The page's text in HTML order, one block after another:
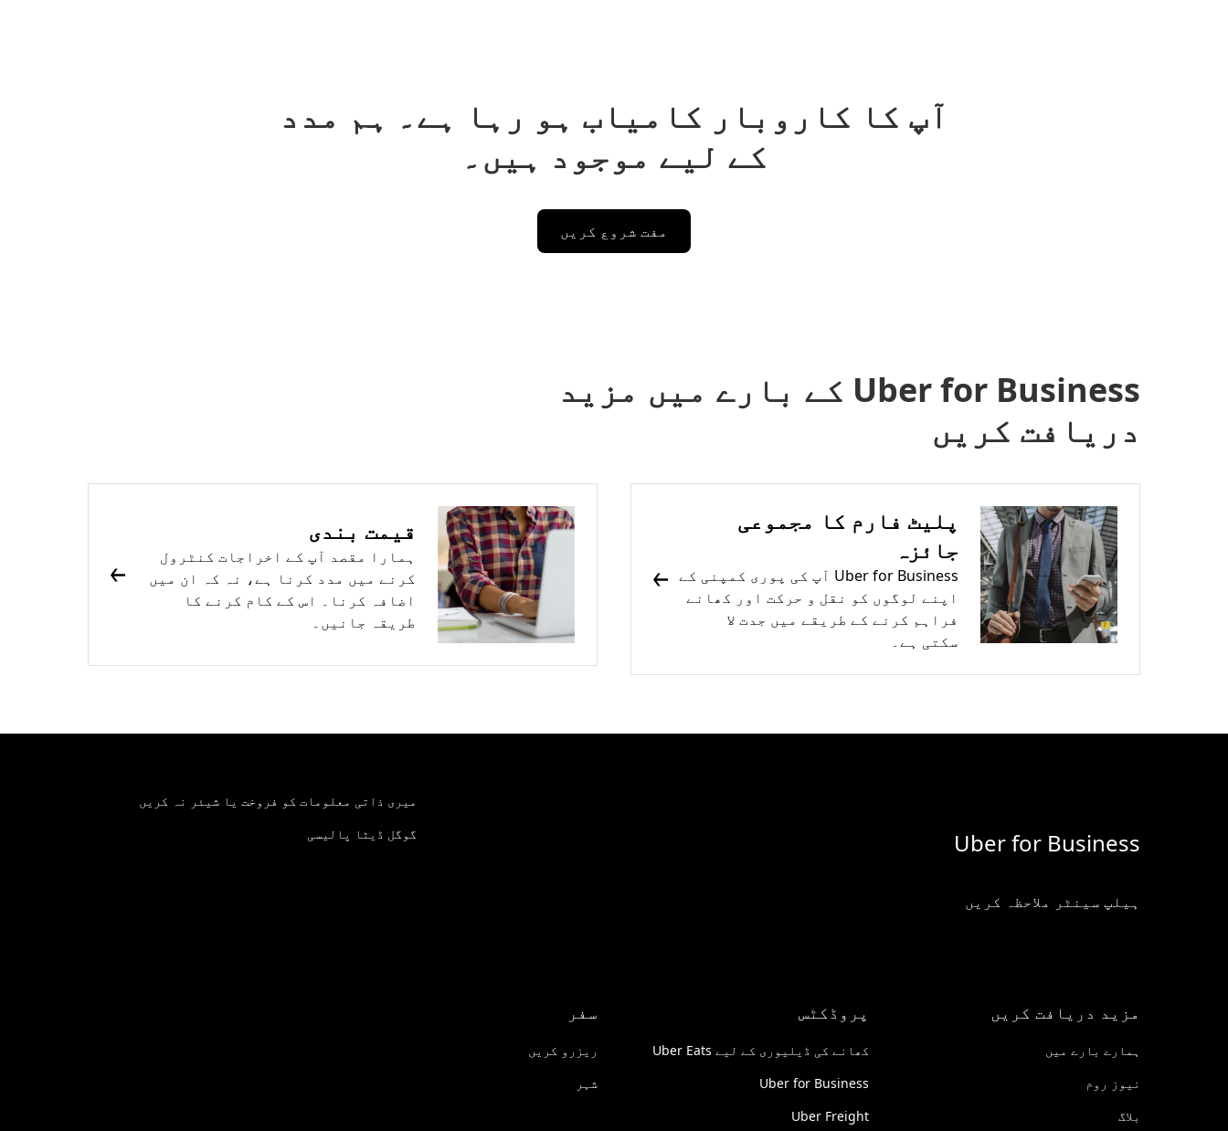
آپ کا کاروبار کامیاب ہو رہا ہے۔ ہم مدد
کے لیے موجود ہیں۔
مفت شروع کریں
Uber for Business کے بارے میں مزید
دریافت کریں
پلیٹ فارم کا مجموعی
جائزہ
Uber for Business آپ کی پوری کمپنی کے
اپنے لوگوں کو نقل و حرکت اور کھانے
فراہم کرنے کے طریقے میں جدت لا
سکتی ہے۔
قیمت بندی
ہمارا مقصد آپ کے اخراجات کنٹرول
کرنے میں مدد کرنا ہے، نہ کہ ان میں
اضافہ کرنا۔ اس کے کام کرنے کا
طریقہ جانیں۔
Uber for Business
ہیلپ سینٹر ملاحظہ کریں
میری ذاتی معلومات کو فروخت یا شیئر نہ کریں
گوگل ڈیٹا پالیسی
مزید دریافت کریں
ہمارے بارے میں
نیوز روم
بلاگ
پروڈکٹس
کھانے کی ڈیلیوری کے لیے Uber Eats
Uber for Business
Uber Freight
سفر
ریزرو کریں
شہر